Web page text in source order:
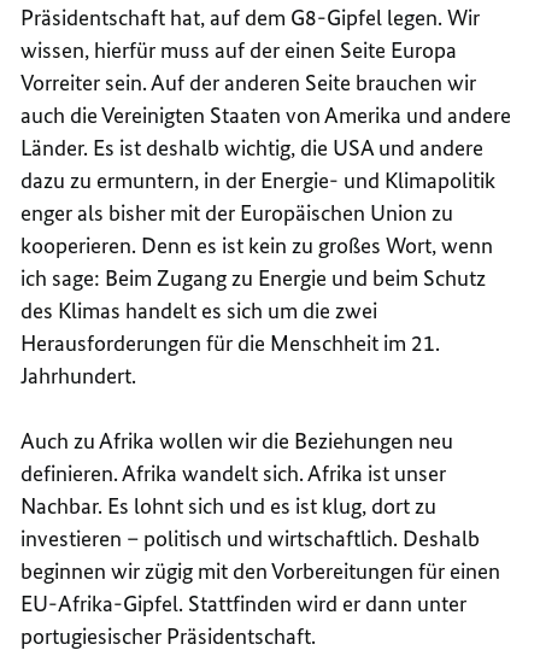
Präsidentschaft hat, auf dem G8-Gipfel legen. Wir
wissen, hierfür muss auf der einen Seite Europa
Vorreiter sein. Auf der anderen Seite brauchen wir
auch die Vereinigten Staaten von Amerika und andere
Länder. Es ist deshalb wichtig, die USA und andere
dazu zu ermuntern, in der Energie- und Klimapolitik
enger als bisher mit der Europäischen Union zu
kooperieren. Denn es ist kein zu großes Wort, wenn
ich sage: Beim Zugang zu Energie und beim Schutz
des Klimas handelt es sich um die zwei
Herausforderungen für die Menschheit im 21.
Jahrhundert.
Auch zu Afrika wollen wir die Beziehungen neu
definieren. Afrika wandelt sich. Afrika ist unser
Nachbar. Es lohnt sich und es ist klug, dort zu
investieren – politisch und wirtschaftlich. Deshalb
beginnen wir zügig mit den Vorbereitungen für einen
EU-Afrika-Gipfel. Stattfinden wird er dann unter
portugiesischer Präsidentschaft.